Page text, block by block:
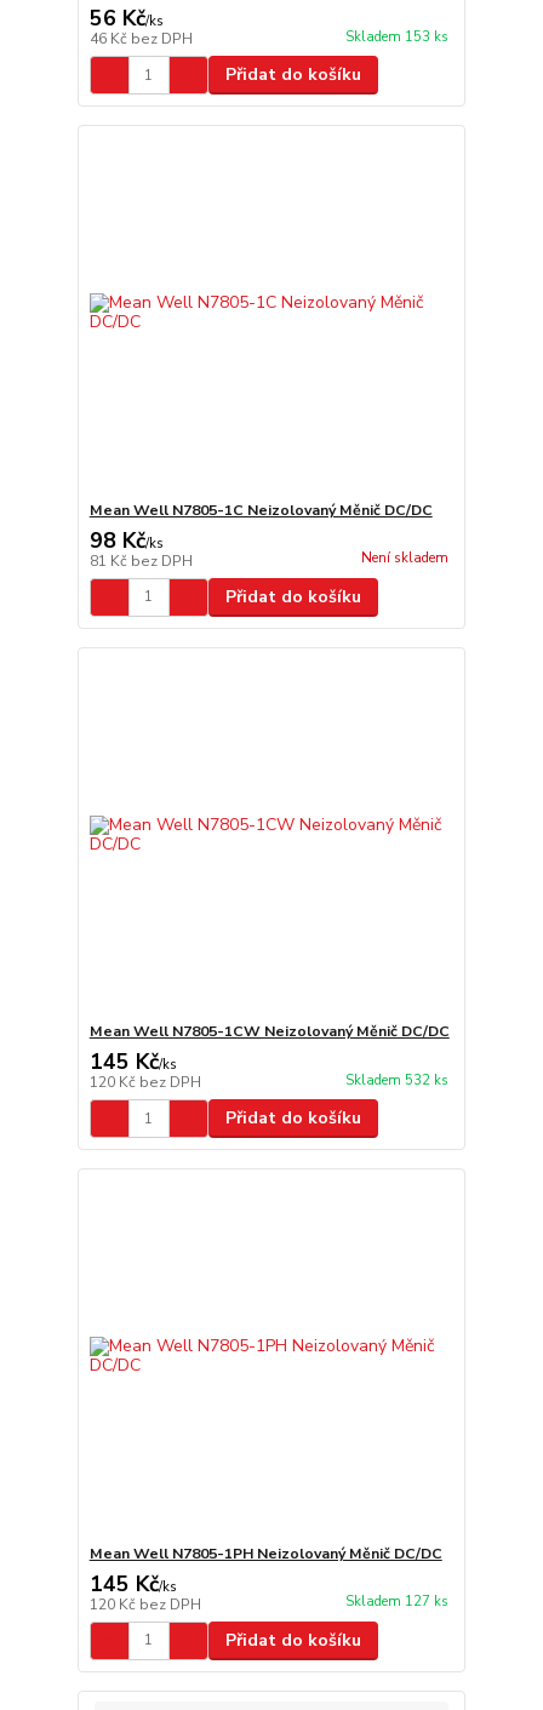
56 Kč/ks
46 Kč bez DPH Skladem 153 ks
Přidat do košíku
Mean Well N7805-1C Neizolovaný Měnič DC/DC
98 Kč/ks
81 Kč bez DPH Není skladem
Přidat do košíku
Mean Well N7805-1CW Neizolovaný Měnič DC/DC
145 Kč/ks
120 Kč bez DPH Skladem 532 ks
Přidat do košíku
Mean Well N7805-1PH Neizolovaný Měnič DC/DC
145 Kč/ks
120 Kč bez DPH Skladem 127 ks
Přidat do košíku